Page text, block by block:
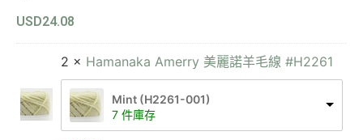
USD24.08
2 × Hamanaka Amerry 美麗諾羊毛線 #H2261
Mint (H2261-001)
7 件庫存